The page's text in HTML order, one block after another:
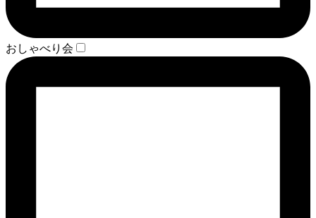
おしゃべり会